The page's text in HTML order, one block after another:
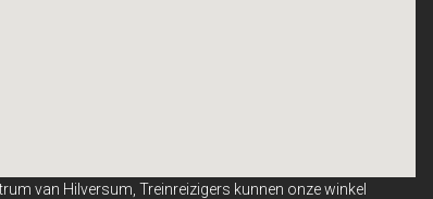
van Hilversum, Treinreizigers kunnen onze winkel